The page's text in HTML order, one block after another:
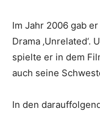
Im Jahr 2006 gab
Drama ‚Unrelated‘.
spielte er in dem
auch seine
In den